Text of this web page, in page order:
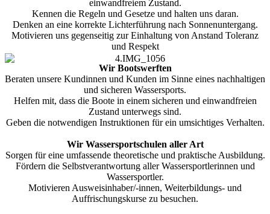
einwandfreiem Zustand.
Kennen die Regeln und Gesetze und halten uns daran.
Denken an eine korrekte Lichterführung nach Sonnenuntergang.
Motivieren uns gegenseitig zur Einhaltung von Anstand Toleranz
und Respekt
Wir Bootswerften
Beraten unsere Kundinnen und Kunden im Sinne eines nachhaltigen
und sicheren Wassersports.
Helfen mit, dass die Boote in einem sicheren und einwandfreien
Zustand unterwegs sind.
Geben die notwendigen Instruktionen für ein umsichtiges Verhalten.
Wir Wassersportschulen aller Art
Sorgen für eine umfassende theoretische und praktische Ausbildung.
Fördern die Selbstverantwortung aller Wassersportlerinnen und
Wassersportler.
Motivieren Ausweisinhaber/-innen, Weiterbildungs- und
Auffrischungskurse zu besuchen.